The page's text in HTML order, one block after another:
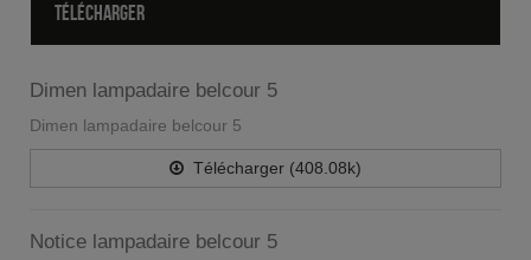
TÉLÉCHARGER
Dimen lampadaire belcour 5
Dimen lampadaire belcour 5
Télécharger (408.08k)
Notice lampadaire belcour 5